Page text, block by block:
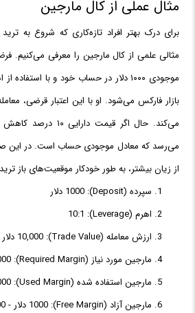
مثال عملی از کال مارجین
برای درک بهتر افراد تازه‌کاری که شروع به
مثالی علمی از کال مارجین را معرفی می‌کنیم.
می‌رسد که معادل موجودی حساب است. در این
از زیان بیشتر، به طور خودکار موقعیت‌های باز
سپرده (Deposit): 1000 دلار
اهرم (Leverage): 10:1
ارزش معامله (Trade Value): 10,000 دلار
مارجین مورد نیاز (Required Margin): 1000 دلار / 10 = 1000 دلار
مارجین استفاده شده (Used Margin): 1000 دلار
مارجین آزاد (Free Margin): 1000 دلار - 1000 دلار = 0 دلار